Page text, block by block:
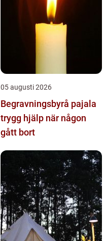
05 augusti 2026
Begravningsbyrå pajala
trygg hjälp när någon
gått bort